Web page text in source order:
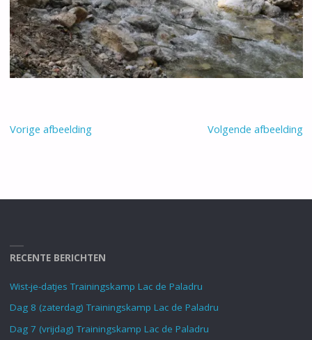
Vorige afbeelding Volgende afbeelding
RECENTE BERICHTEN
Wist-je-datjes Trainingskamp Lac de Paladru
Dag 8 (zaterdag) Trainingskamp Lac de Paladru
Dag 7 (vrijdag) Trainingskamp Lac de Paladru